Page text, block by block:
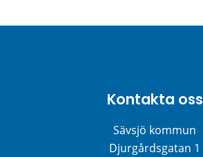
Kontakta oss
Sävsjö kommun
Djurgårdsgatan 1